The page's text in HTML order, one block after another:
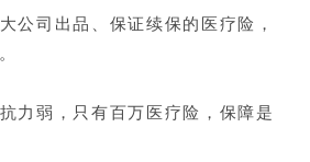
公司出品、保证续保的医疗险，
力弱，只有百万医疗险，保障是